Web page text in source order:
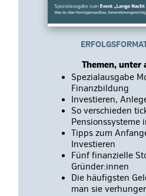
Themen, unter
Spezialausgabe
Finanzbildung
Investieren,
So verschieden
Pensionssysteme
Tipps zum
Investieren
Fünf finanzielle
Gründer:innen
Die häufigsten
man sie